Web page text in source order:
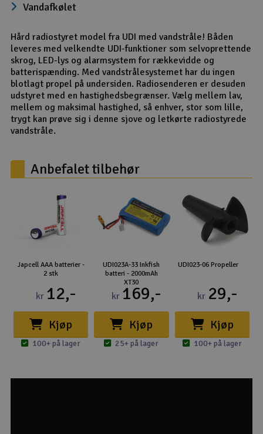
Gavekort
Vandafkølet
Hård radiostyret model fra UDI med vandstråle! Båden
leveres med velkendte UDI-funktioner som selvoprettende
skrog, LED-lys og alarmsystem for rækkevidde og
batterispænding. Med vandstrålesystemet har du ingen
blotlagt propel på undersiden. Radiosenderen er desuden
udstyret med en hastighedsbegrænser. Vælg mellem lav,
mellem og maksimal hastighed, så enhver, stor som lille,
trygt kan prøve sig i denne sjove og letkørte radiostyrede
vandstråle.
Anbefalet tilbehør
Japcell AAA batterier -
2 stk
kr 12,-
Kjøp
100+ på lager
UDI023A-33 Inkfish
batteri - 2000mAh
XT30
kr 169,-
Kjøp
25+ på lager
UDI023-06 Propeller
kr 29,-
Kjøp
100+ på lager